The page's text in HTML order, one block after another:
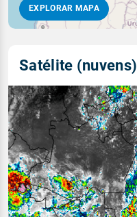
EXPLORAR MAPA
Satélite (nuvens)